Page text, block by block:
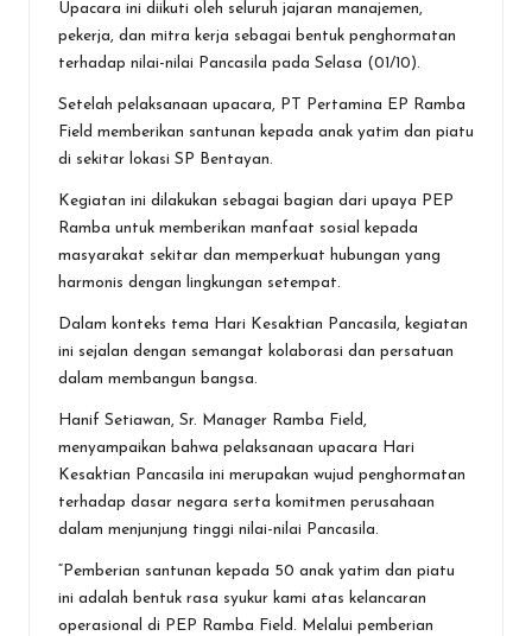
Upacara ini diikuti oleh seluruh jajaran manajemen,
pekerja, dan mitra kerja sebagai bentuk penghormatan
terhadap nilai-nilai Pancasila pada Selasa (01/10).
Setelah pelaksanaan upacara, PT Pertamina EP Ramba
Field memberikan santunan kepada anak yatim dan piatu
di sekitar lokasi SP Bentayan.
Kegiatan ini dilakukan sebagai bagian dari upaya PEP
Ramba untuk memberikan manfaat sosial kepada
masyarakat sekitar dan memperkuat hubungan yang
harmonis dengan lingkungan setempat.
Dalam konteks tema Hari Kesaktian Pancasila, kegiatan
ini sejalan dengan semangat kolaborasi dan persatuan
dalam membangun bangsa.
Hanif Setiawan, Sr. Manager Ramba Field,
menyampaikan bahwa pelaksanaan upacara Hari
Kesaktian Pancasila ini merupakan wujud penghormatan
terhadap dasar negara serta komitmen perusahaan
dalam menjunjung tinggi nilai-nilai Pancasila.
“Pemberian santunan kepada 50 anak yatim dan piatu
ini adalah bentuk rasa syukur kami atas kelancaran
operasional di PEP Ramba Field. Melalui pemberian